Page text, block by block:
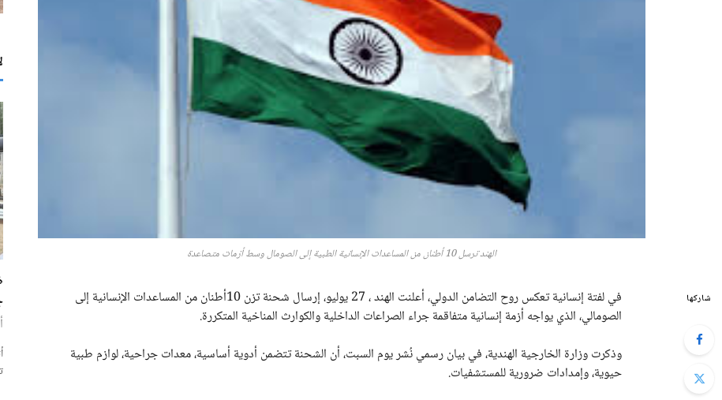
الهند ترسل 10 أطنان من المساعدات الإنسانية الطبية إلى الصومال وسط أزمات متصاعدة
شاركها
في لفتة إنسانية تعكس روح التضامن الدولي، أعلنت الهند ، 27 يوليو، إرسال شحنة تزن 10أطنان من المساعدات الإنسانية إلى
الصومالي، الذي يواجه أزمة إنسانية متفاقمة جراء الصراعات الداخلية والكوارث المناخية المتكررة.
وذكرت وزارة الخارجية الهندية، في بيان رسمي نُشر يوم السبت، أن الشحنة تتضمن أدوية أساسية، معدات جراحية، لوازم طبية
حيوية، وإمدادات ضرورية للمستشفيات.